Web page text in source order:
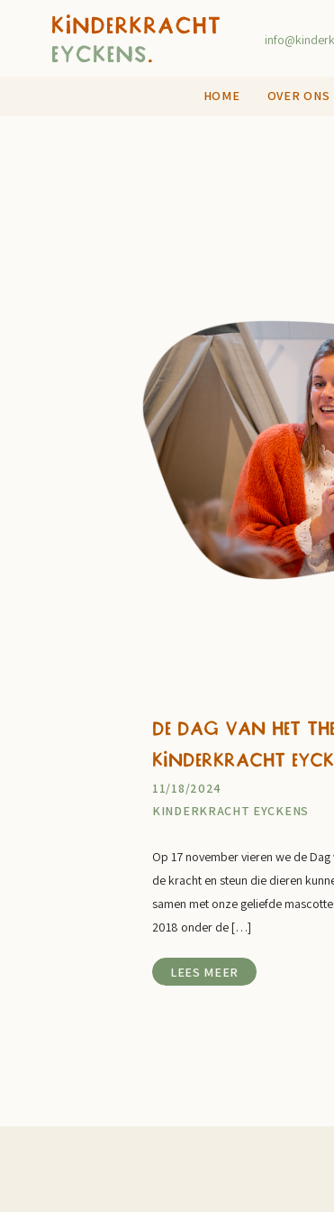
OVER ONS
HOME
Op 17 november vieren we de
de kracht en steun die dieren
samen met onze geliefde
2018 onder de […]
KINDERKRACHT EYCKENS
11/18/2024
De Dag van het
Kinderkracht
LEES MEER